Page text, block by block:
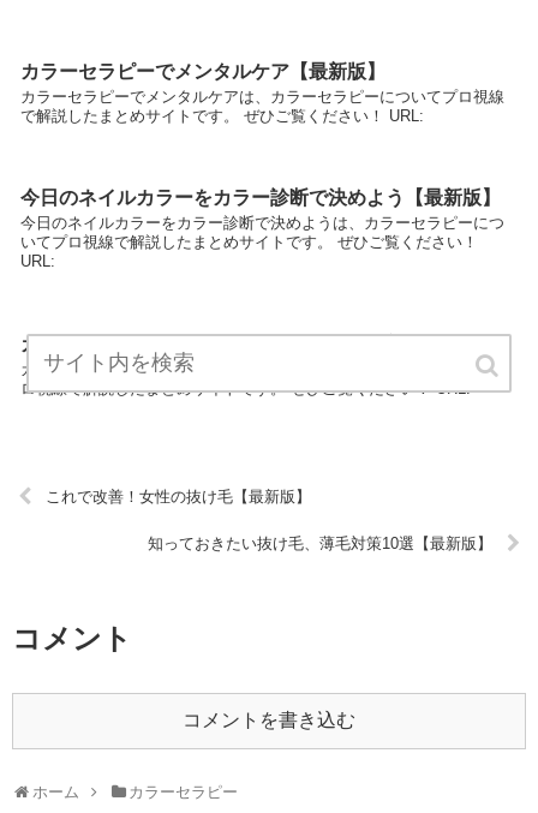
カラーセラピーでメンタルケア【最新版】
カラーセラピーでメンタルケアは、カラーセラピーについてプロ視線
で解説したまとめサイトです。 ぜひご覧ください！ URL:
今日のネイルカラーをカラー診断で決めよう【最新版】
今日のネイルカラーをカラー診断で決めようは、カラーセラピーにつ
いてプロ視線で解説したまとめサイトです。 ぜひご覧ください！
URL:
カラーセラピーはなぜ効果があるの？【最新版】
カラーセラピーはなぜ効果があるの？は、カラーセラピーについてプ
ロ視線で解説したまとめサイトです。 ぜひご覧ください！ URL:
これで改善！女性の抜け毛【最新版】
知っておきたい抜け毛、薄毛対策10選【最新版】
コメント
コメントを書き込む
ホーム カラーセラピー